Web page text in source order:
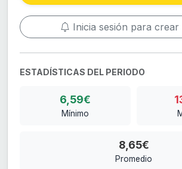
Inicia sesión para crear
ESTADÍSTICAS DEL PERIODO
6,59€
Mínimo
8,65€
Promedio